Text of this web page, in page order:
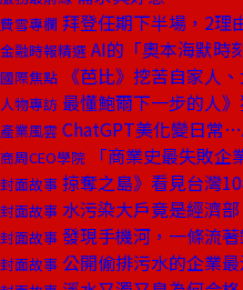
費雪專欄 拜登任期下半場，2理
金融時報精選 AI的「奧本海默時
國際焦點 《芭比》挖苦自家人
人物專訪 最懂鮑爾下一步的人
產業風雲 ChatGPT美化變日常
商周CEO學院 「商業史最失敗
封面故事 掠奪之島》看見台灣
封面故事 水污染大戶竟是經濟
封面故事 發現手機河，一條流
封面故事 公開偷排污水的企業